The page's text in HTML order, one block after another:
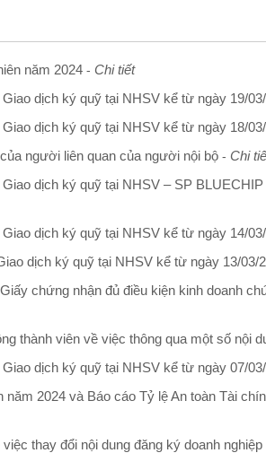
năm 2024 - Chi tiết
dịch ký quỹ tại NHSV kể từ ngày 19/
dịch ký quỹ tại NHSV kể từ ngày 18/
người liên quan của người nội bộ - Chi
dịch ký quỹ tại NHSV – SP
dịch ký quỹ tại NHSV kể từ ngày 14/
dịch ký quỹ tại NHSV kể từ ngày 13/03/
chứng nhận đủ điều kiện kinh doanh
thành viên về việc thông qua một số nội
dịch ký quỹ tại NHSV kể từ ngày 07/
2024 và Báo cáo Tỷ lệ An toàn Tài
thay đổi nội dung đăng ký doanh nghiệp